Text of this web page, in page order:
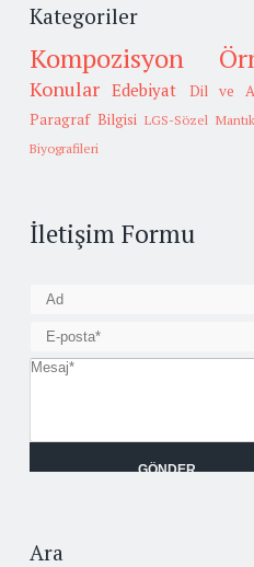
Kategoriler
Kompozisyon
Konular Edebiyat Dil ve
Paragraf Bilgisi LGS-Sözel Mantık
Biyografileri
İletişim Formu
Ara